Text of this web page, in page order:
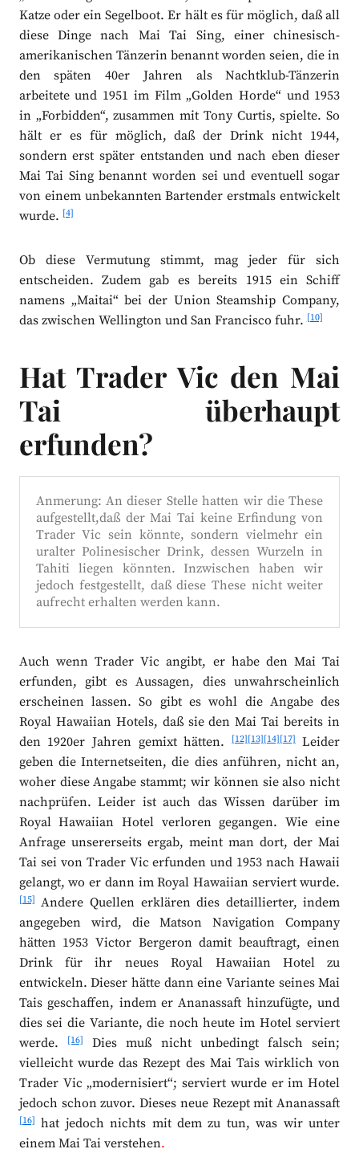
Katze oder ein Segelboot. Er hält es für möglich, daß all
diese Dinge nach Mai Tai Sing, einer chinesisch-
amerikanischen Tänzerin benannt worden seien, die in
den späten 40er Jahren als Nachtklub-Tänzerin
arbeitete und 1951 im Film „Golden Horde“ und 1953
in „Forbidden“, zusammen mit Tony Curtis, spielte. So
hält er es für möglich, daß der Drink nicht 1944,
sondern erst später entstanden und nach eben dieser
Mai Tai Sing benannt worden sei und eventuell sogar
von einem unbekannten Bartender erstmals entwickelt
wurde.[4]
Ob diese Vermutung stimmt, mag jeder für sich
entscheiden. Zudem gab es bereits 1915 ein Schiff
namens „Maitai“ bei der Union Steamship Company,
das zwischen Wellington und San Francisco fuhr.[10]
Hat Trader Vic den Mai
Tai überhaupt
erfunden?
Anmerung: An dieser Stelle hatten wir die These
aufgestellt,daß der Mai Tai keine Erfindung von
Trader Vic sein könnte, sondern vielmehr ein
uralter Polinesischer Drink, dessen Wurzeln in
Tahiti liegen könnten. Inzwischen haben wir
jedoch festgestellt, daß diese These nicht weiter
aufrecht erhalten werden kann.
Auch wenn Trader Vic angibt, er habe den Mai Tai
erfunden, gibt es Aussagen, dies unwahrscheinlich
erscheinen lassen. So gibt es wohl die Angabe des
Royal Hawaiian Hotels, daß sie den Mai Tai bereits in
den 1920er Jahren gemixt hätten.[12][13][14][17]Leider
geben die Internetseiten, die dies anführen, nicht an,
woher diese Angabe stammt; wir können sie also nicht
nachprüfen. Leider ist auch das Wissen darüber im
Royal Hawaiian Hotel verloren gegangen. Wie eine
Anfrage unsererseits ergab, meint man dort, der Mai
Tai sei von Trader Vic erfunden und 1953 nach Hawaii
gelangt, wo er dann im Royal Hawaiian serviert wurde.
[15] Andere Quellen erklären dies detaillierter, indem
angegeben wird, die Matson Navigation Company
hätten 1953 Victor Bergeron damit beauftragt, einen
Drink für ihr neues Royal Hawaiian Hotel zu
entwickeln. Dieser hätte dann eine Variante seines Mai
Tais geschaffen, indem er Ananassaft hinzufügte, und
dies sei die Variante, die noch heute im Hotel serviert
werde.
[16]
Dies muß nicht unbedingt falsch sein;
vielleicht wurde das Rezept des Mai Tais wirklich von
Trader Vic „modernisiert“; serviert wurde er im Hotel
jedoch schon zuvor. Dieses neue Rezept mit Ananassaft
[16] hat jedoch nichts mit dem zu tun, was wir unter
einem Mai Tai verstehen.